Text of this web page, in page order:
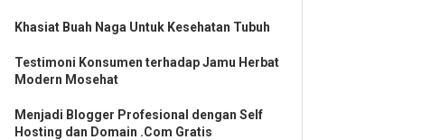
Khasiat Buah Naga Untuk Kesehatan Tubuh
Testimoni Konsumen terhadap Jamu Herbat
Modern Mosehat
Menjadi Blogger Profesional dengan Self
Hosting dan Domain .Com Gratis